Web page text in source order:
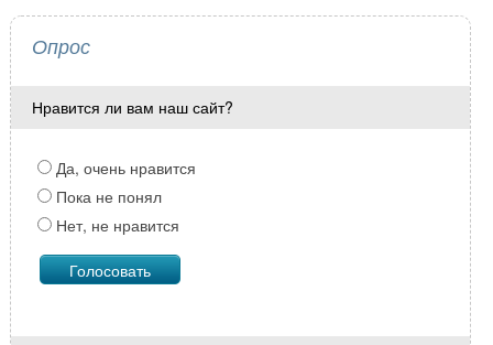
Опрос
Нравится ли вам наш сайт?
Да, очень нравится
Пока не понял
Нет, не нравится